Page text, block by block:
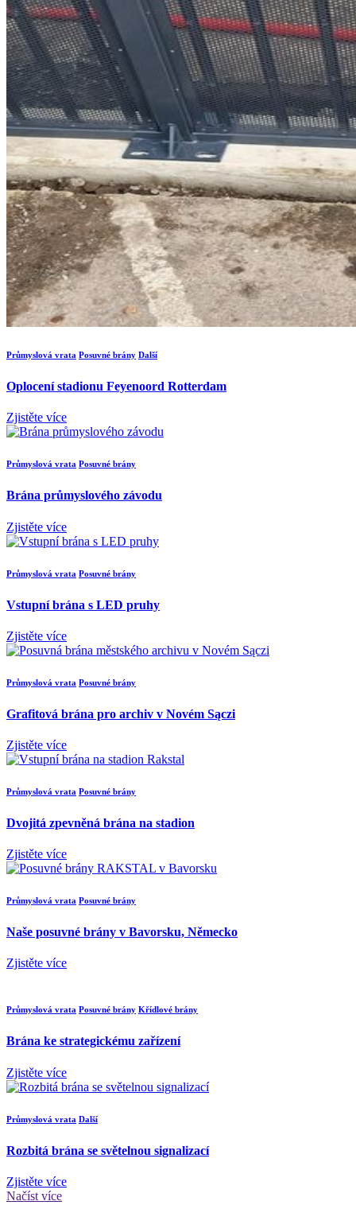
Průmyslová vrata Posuvné brány Další
Oplocení stadionu Feyenoord Rotterdam
Zjistěte více
Průmyslová vrata Posuvné brány
Brána průmyslového závodu
Zjistěte více
Průmyslová vrata Posuvné brány
Vstupní brána s LED pruhy
Zjistěte více
Průmyslová vrata Posuvné brány
Grafitová brána pro archiv v Novém Sączi
Zjistěte více
Průmyslová vrata Posuvné brány
Dvojitá zpevněná brána na stadion
Zjistěte více
Průmyslová vrata Posuvné brány
Naše posuvné brány v Bavorsku, Německo
Zjistěte více
Průmyslová vrata Posuvné brány Křídlové brány
Brána ke strategickému zařízení
Zjistěte více
Průmyslová vrata Další
Rozbitá brána se světelnou signalizací
Zjistěte více
Načíst více